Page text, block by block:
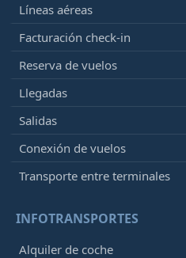
Líneas aéreas
Facturación check-in
Reserva de vuelos
Llegadas
Salidas
Conexión de vuelos
Transporte entre terminales
INFOTRANSPORTES
Alquiler de coche